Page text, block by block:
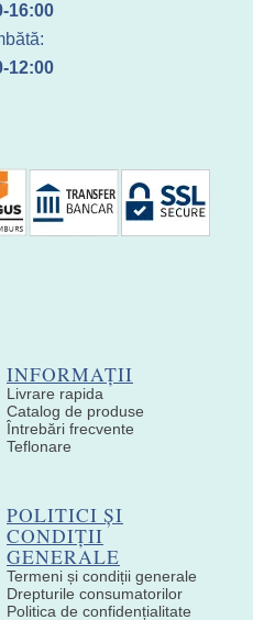
16:00
12:00
INFORMAȚII
Livrare rapida
Catalog de produse
Întrebări frecvente
Teflonare
POLITICI ȘI
CONDIȚII
GENERALE
Termeni și condiții generale
Drepturile consumatorilor
Politica de confidențialitate